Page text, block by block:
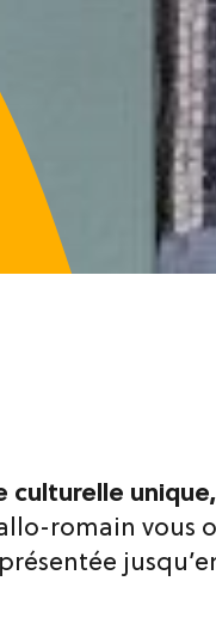
culturelle
romain vous